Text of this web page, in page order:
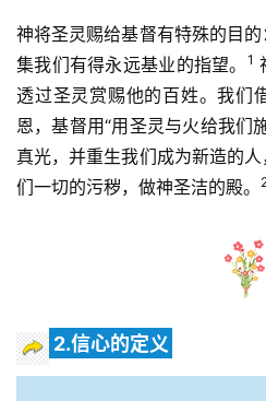
神将圣灵赐给基督有特殊的目
集我们有得永远基业的指望。
1
透过圣灵赏赐他的百姓。我们
恩，基督用“用圣灵与火给我们
真光，并重生我们成为新造的
们一切的污秽，做神圣洁的殿。
2.信心的定义